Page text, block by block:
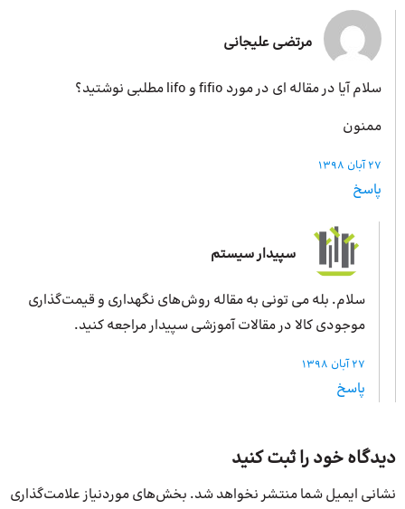
مرتضی علیجانی
سلام آیا در مقاله ای در مورد fifio و lifo مطلبی نوشتید؟
ممنون
27 آبان 1398
پاسخ
سپیدار سیستم
سلام. بله می تونی به مقاله روش‌های نگهداری و قیمت‌گذاری
موجودی کالا در مقالات آموزشی سپیدار مراجعه کنید.
27 آبان 1398
پاسخ
دیدگاه خود را ثبت کنید
نشانی ایمیل شما منتشر نخواهد شد. بخش‌های موردنیاز علامت‌گذاری